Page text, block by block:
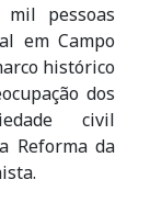
pessoas
em Campo
histórico
dos
civil
Reforma da